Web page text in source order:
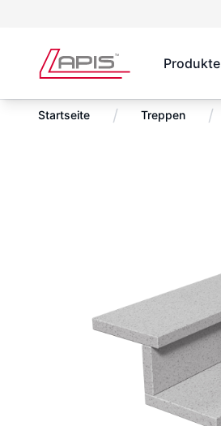
Produkte
Startseite / Treppen /